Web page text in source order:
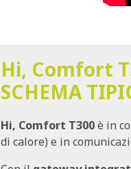
Hi, Comfort
SCHEMA
Hi, Comfort T300è in
di calore) e in